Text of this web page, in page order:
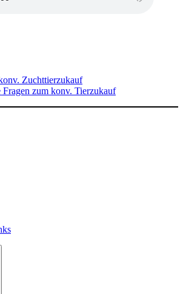
Zuchttierzukauf
Fragen zum konv. Tierzukauf